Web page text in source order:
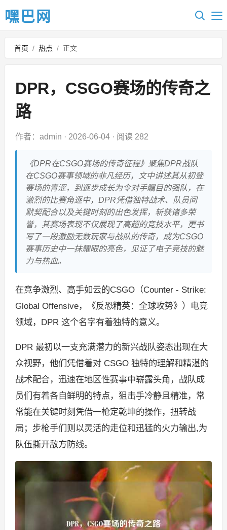
嘿巴网
首页 / 热点 / 正文
DPR，CSGO赛场的传奇之
路
作者：admin · 2026-06-04· 阅读 282
《DPR在CSGO赛场的传奇征程》聚焦DPR战队
在CSGO赛事领域的非凡经历，文中讲述其从初登
赛场的青涩，到逐步成长为令对手瞩目的强队，在
激烈的比赛角逐中，DPR凭借独特战术、队员间
默契配合以及关键时刻的出色发挥，斩获诸多荣
誉，其赛场表现不仅展现了高超的竞技水平，更书
写了一段激励无数玩家与战队的传奇，成为CSGO
赛事历史中一抹耀眼的亮色，见证了电子竞技的魅
力与热血。
在竞争激烈、高手如云的CSGO（Counter - Strike:
Global Offensive，《反恐精英：全球攻势》）电竞
领域，DPR 这个名字有着独特的意义。
DPR 最初以一支充满潜力的新兴战队姿态出现在大
众视野，他们凭借着对 CSGO 独特的理解和精湛的
战术配合，迅速在地区性赛事中崭露头角，战队成
员们有着各自鲜明的特点，狙击手冷静且精准，常
常能在关键时刻凭借一枪定乾坤的操作，扭转战
局；步枪手们则以灵活的走位和迅猛的火力输出,为
队伍撕开敌方防线。